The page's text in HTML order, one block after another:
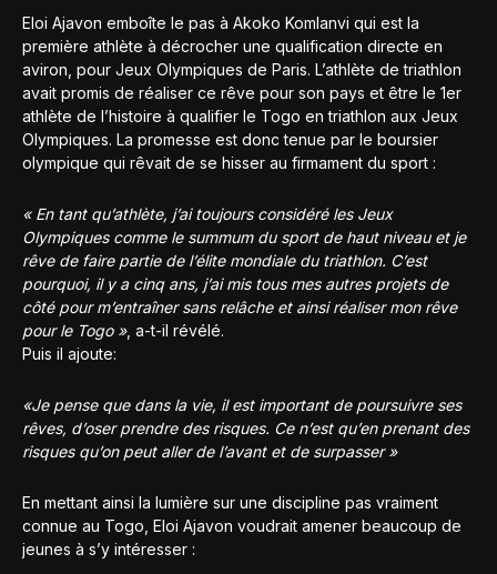
Eloi Ajavon emboîte le pas à Akoko Komlanvi qui est la
première athlète à décrocher une qualification directe en
aviron, pour Jeux Olympiques de Paris. L’athlète de triathlon
avait promis de réaliser ce rêve pour son pays et être le 1er
athlète de l’histoire à qualifier le Togo en triathlon aux Jeux
Olympiques. La promesse est donc tenue par le boursier
olympique qui rêvait de se hisser au firmament du sport :
« En tant qu’athlète, j’ai toujours considéré les Jeux
Olympiques comme le summum du sport de haut niveau et je
rêve de faire partie de l’élite mondiale du triathlon. C’est
pourquoi, il y a cinq ans, j’ai mis tous mes autres projets de
côté pour m’entraîner sans relâche et ainsi réaliser mon rêve
pour le Togo », a-t-il révélé.
Puis il ajoute:
«Je pense que dans la vie, il est important de poursuivre ses
rêves, d’oser prendre des risques. Ce n’est qu’en prenant des
risques qu’on peut aller de l’avant et de surpasser »
En mettant ainsi la lumière sur une discipline pas vraiment
connue au Togo, Eloi Ajavon voudrait amener beaucoup de
jeunes à s’y intéresser :